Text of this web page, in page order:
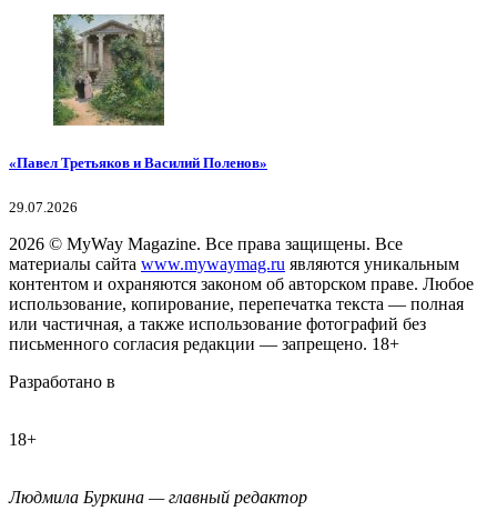
«Павел Третьяков и Василий Поленов»
29.07.2026
2026 © MyWay Magazine. Все права защищены. Все
материалы сайта www.mywaymag.ru являются уникальным
контентом и охраняются законом об авторском праве. Любое
использование, копирование, перепечатка текста — полная
или частичная, а также использование фотографий без
письменного согласия редакции — запрещено. 18+
Разработано в
18+
Людмила Буркина — главный редактор